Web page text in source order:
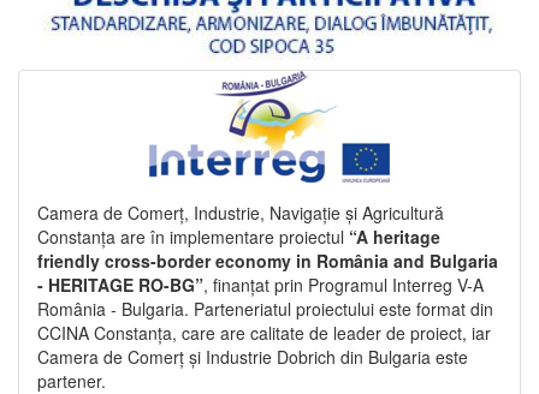
Camera de Comerț, Industrie, Navigație și Agricultură
Constanța are în implementare proiectul “A heritage
friendly cross-border economy in România and Bulgaria
- HERITAGE RO-BG”, finanțat prin Programul Interreg V-A
România - Bulgaria. Parteneriatul proiectului este format din
CCINA Constanța, care are calitate de leader de proiect, iar
Camera de Comerț și Industrie Dobrich din Bulgaria este
partener.